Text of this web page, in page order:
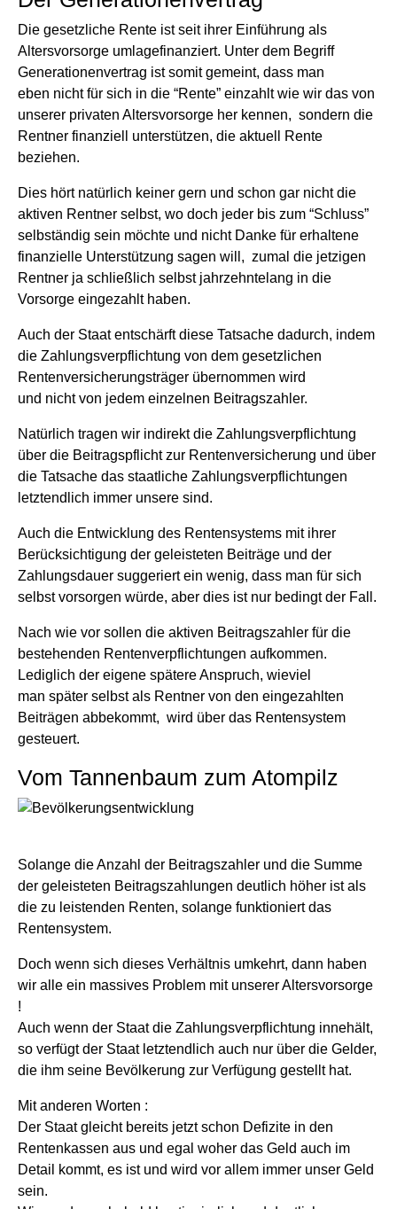
Die gesetzliche Rente ist seit ihrer Einführung als
Altersvorsorge umlagefinanziert. Unter dem Begriff
Generationenvertrag ist somit gemeint, dass man
eben nicht für sich in die “Rente” einzahlt wie wir das von
unserer privaten Altersvorsorge her kennen, sondern die
Rentner finanziell unterstützen, die aktuell Rente
beziehen.
Dies hört natürlich keiner gern und schon gar nicht die
aktiven Rentner selbst, wo doch jeder bis zum “Schluss”
selbständig sein möchte und nicht Danke für erhaltene
finanzielle Unterstützung sagen will, zumal die jetzigen
Rentner ja schließlich selbst jahrzehntelang in die
Vorsorge eingezahlt haben.
Auch der Staat entschärft diese Tatsache dadurch, indem
die Zahlungsverpflichtung von dem gesetzlichen
Rentenversicherungsträger übernommen wird
und nicht von jedem einzelnen Beitragszahler.
Natürlich tragen wir indirekt die Zahlungsverpflichtung
über die Beitragspflicht zur Rentenversicherung und über
die Tatsache das staatliche Zahlungsverpflichtungen
letztendlich immer unsere sind.
Auch die Entwicklung des Rentensystems mit ihrer
Berücksichtigung der geleisteten Beiträge und der
Zahlungsdauer suggeriert ein wenig, dass man für sich
selbst vorsorgen würde, aber dies ist nur bedingt der Fall.
Nach wie vor sollen die aktiven Beitragszahler für die
bestehenden Rentenverpflichtungen aufkommen.
Lediglich der eigene spätere Anspruch, wieviel
man später selbst als Rentner von den eingezahlten
Beiträgen abbekommt, wird über das Rentensystem
gesteuert.
Vom Tannenbaum zum Atompilz
Solange die Anzahl der Beitragszahler und die Summe
der geleisteten Beitragszahlungen deutlich höher ist als
die zu leistenden Renten, solange funktioniert das
Rentensystem.
Doch wenn sich dieses Verhältnis umkehrt, dann haben
wir alle ein massives Problem mit unserer Altersvorsorge
!
Auch wenn der Staat die Zahlungsverpflichtung innehält,
so verfügt der Staat letztendlich auch nur über die Gelder,
die ihm seine Bevölkerung zur Verfügung gestellt hat.
Mit anderen Worten :
Der Staat gleicht bereits jetzt schon Defizite in den
Rentenkassen aus und egal woher das Geld auch im
Detail kommt, es ist und wird vor allem immer unser Geld
sein.